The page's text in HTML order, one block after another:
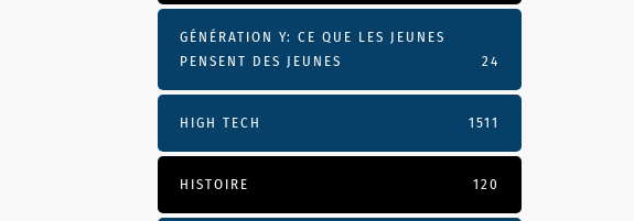
GÉNÉRATION Y: CE QUE LES JEUNES
PENSENT DES JEUNES
24
HIGH TECH 1511
HISTOIRE 120